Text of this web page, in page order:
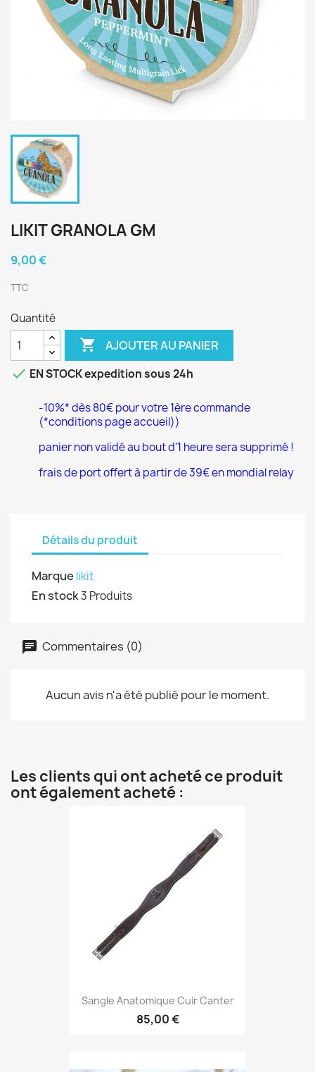
LIKIT GRANOLA GM
9,00 €
TTC
Quantité
 AJOUTER AU PANIER
 EN STOCK expedition sous 24h
-10%* dès 80€ pour votre 1ère commande
(*conditions page accueil))
panier non validé au bout d'1 heure sera supprimé !
frais de port offert à partir de 39€ en mondial relay
Détails du produit
Marque likit
En stock3 Produits
Commentaires (0)
Aucun avis n'a été publié pour le moment.
Les clients qui ont acheté ce produit
ont également acheté :
Sangle Anatomique Cuir Canter
85,00 €